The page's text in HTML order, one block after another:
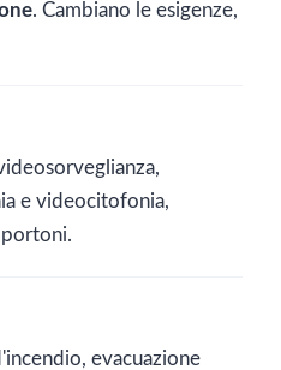
. Cambiano le esigenze,
e videocitofonia,
portoni.
evacuazione